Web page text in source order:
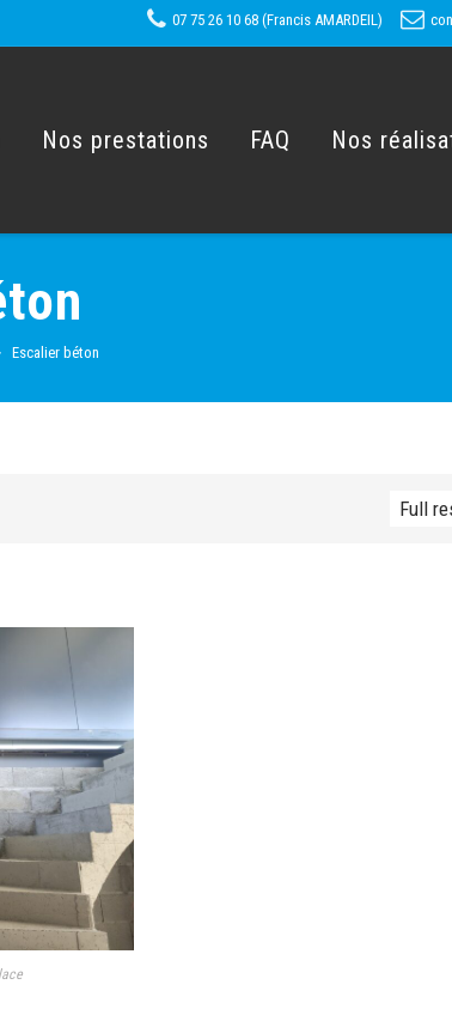
07 75 26 10 68 (Francis AMARDEIL)
Nos prestations FAQ Nos
Escalier béton
Full